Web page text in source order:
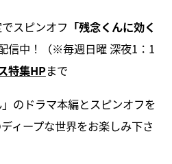
スピンオフ 「残念くんに効く
信中！（※毎週日曜 深夜1：1
特集HPまで
」のドラマ本編とスピンオフを
ィープな世界をお楽しみ下さ